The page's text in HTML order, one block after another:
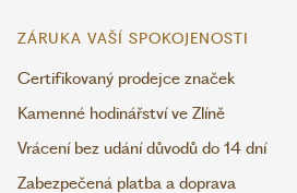
ZÁRUKA VAŠÍ SPOKOJENOSTI
Certifikovaný prodejce značek
Kamenné hodinářství ve Zlíně
Vrácení bez udání důvodů do 14 dní
Zabezpečená platba a doprava